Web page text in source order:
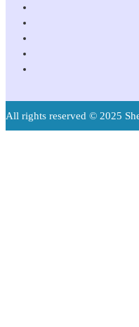
All rights reserved © 2025